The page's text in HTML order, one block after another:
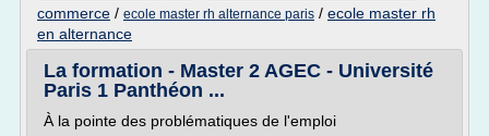
commerce / ecole master rh alternance paris / ecole master rh
en alternance
La formation - Master 2 AGEC - Université
Paris 1 Panthéon ...
À la pointe des problématiques de l'emploi